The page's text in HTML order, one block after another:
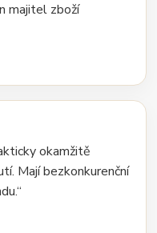
majitel zboží
okamžitě
Mají bezkonkurenční